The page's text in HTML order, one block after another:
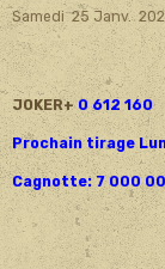
Samedi 25 Janv.
JOKER+ 0 612 160
Prochain tirage
Cagnotte: 7 000